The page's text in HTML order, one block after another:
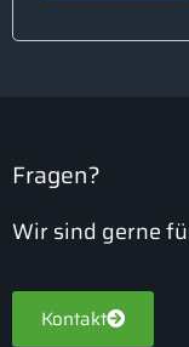
Fragen?
Wir sind gerne
Kontakt